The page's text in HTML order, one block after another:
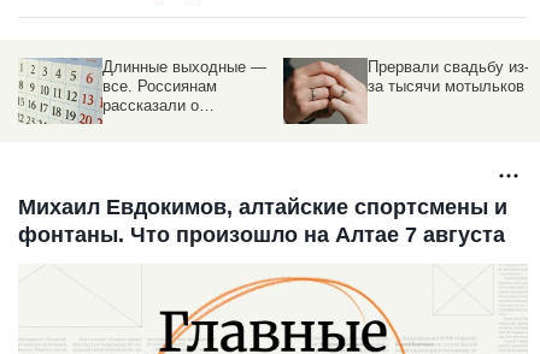
Длинные выходные —
все. Россиянам
рассказали о
Прервали свадьбу из-
за тысячи мотыльков
Михаил Евдокимов, алтайские спортсмены и
фонтаны. Что произошло на Алтае 7 августа